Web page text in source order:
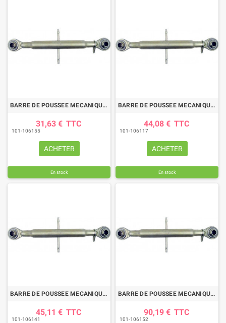
BARRE DE POUSSEE MECANIQUE ROTULE-ROTULE LG 585-810 CAT1-2
31,63 € TTC
101-106155
ACHETER
En stock
BARRE DE POUSSEE MECANIQUE ROTULE-ROTULE LG 580-820 CAT2
44,08 € TTC
101-106117
ACHETER
En stock
BARRE DE POUSSEE MECANIQUE ROTULE-ROTULE LG 480-650 CAT2
45,11 € TTC
101-106141
BARRE DE POUSSEE MECANIQUE ROTULE-ROTULE LG 560-850 CAT3
90,19 € TTC
101-106152